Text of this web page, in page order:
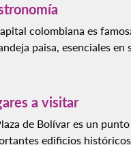
colombiana es
paisa, esenciales
a visitar
de Bolívar es un
edificios